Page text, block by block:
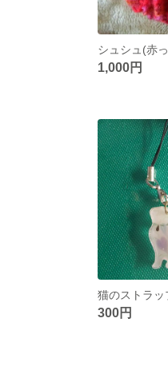
シュシュ(赤
1,000円
猫のストラッ
300円